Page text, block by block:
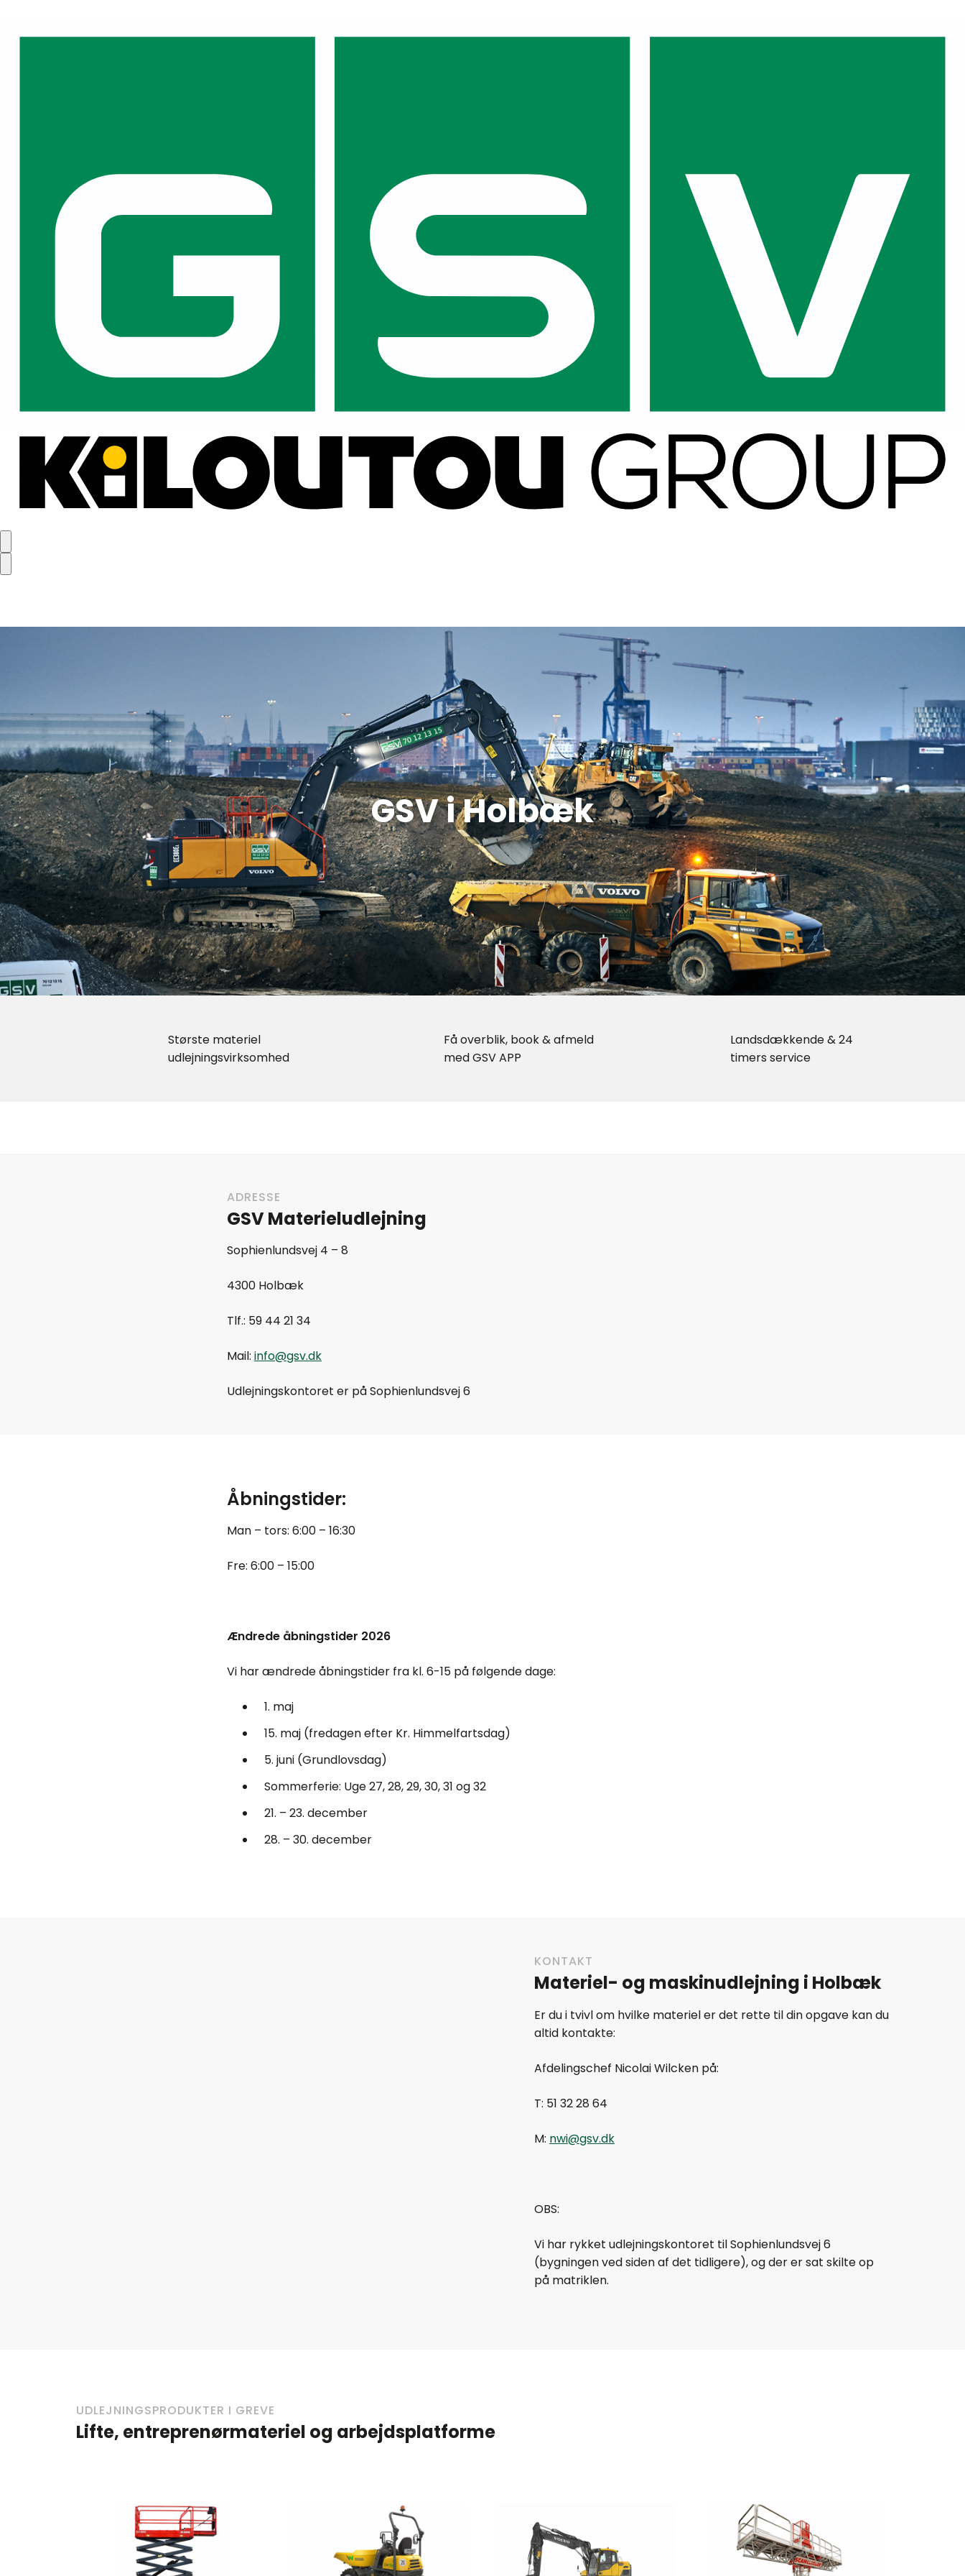
GSV i Holbæk
Største materiel
udlejningsvirksomhed
Få overblik, book & afmeld
med GSV APP
Landsdækkende & 24
timers service
ADRESSE
GSV Materieludlejning
Sophienlundsvej 4 – 8
4300 Holbæk
Tlf.: 59 44 21 34
Mail: info@gsv.dk
Udlejningskontoret er på Sophienlundsvej 6
Åbningstider:
Man – tors: 6:00 – 16:30
Fre: 6:00 – 15:00
Ændrede åbningstider 2026
Vi har ændrede åbningstider fra kl. 6-15 på følgende dage:
1. maj
15. maj (fredagen efter Kr. Himmelfartsdag)
5. juni (Grundlovsdag)
Sommerferie: Uge 27, 28, 29, 30, 31 og 32
21. – 23. december
28. – 30. december
KONTAKT
Materiel- og maskinudlejning i Holbæk
Er du i tvivl om hvilke materiel er det rette til din opgave kan du
altid kontakte:
Afdelingschef Nicolai Wilcken på:
T: 51 32 28 64
M: nwi@gsv.dk
OBS:
Vi har rykket udlejningskontoret til Sophienlundsvej 6
(bygningen ved siden af det tidligere), og der er sat skilte op
på matriklen.
UDLEJNINGSPRODUKTER I GREVE
Lifte, entreprenørmateriel og arbejdsplatforme